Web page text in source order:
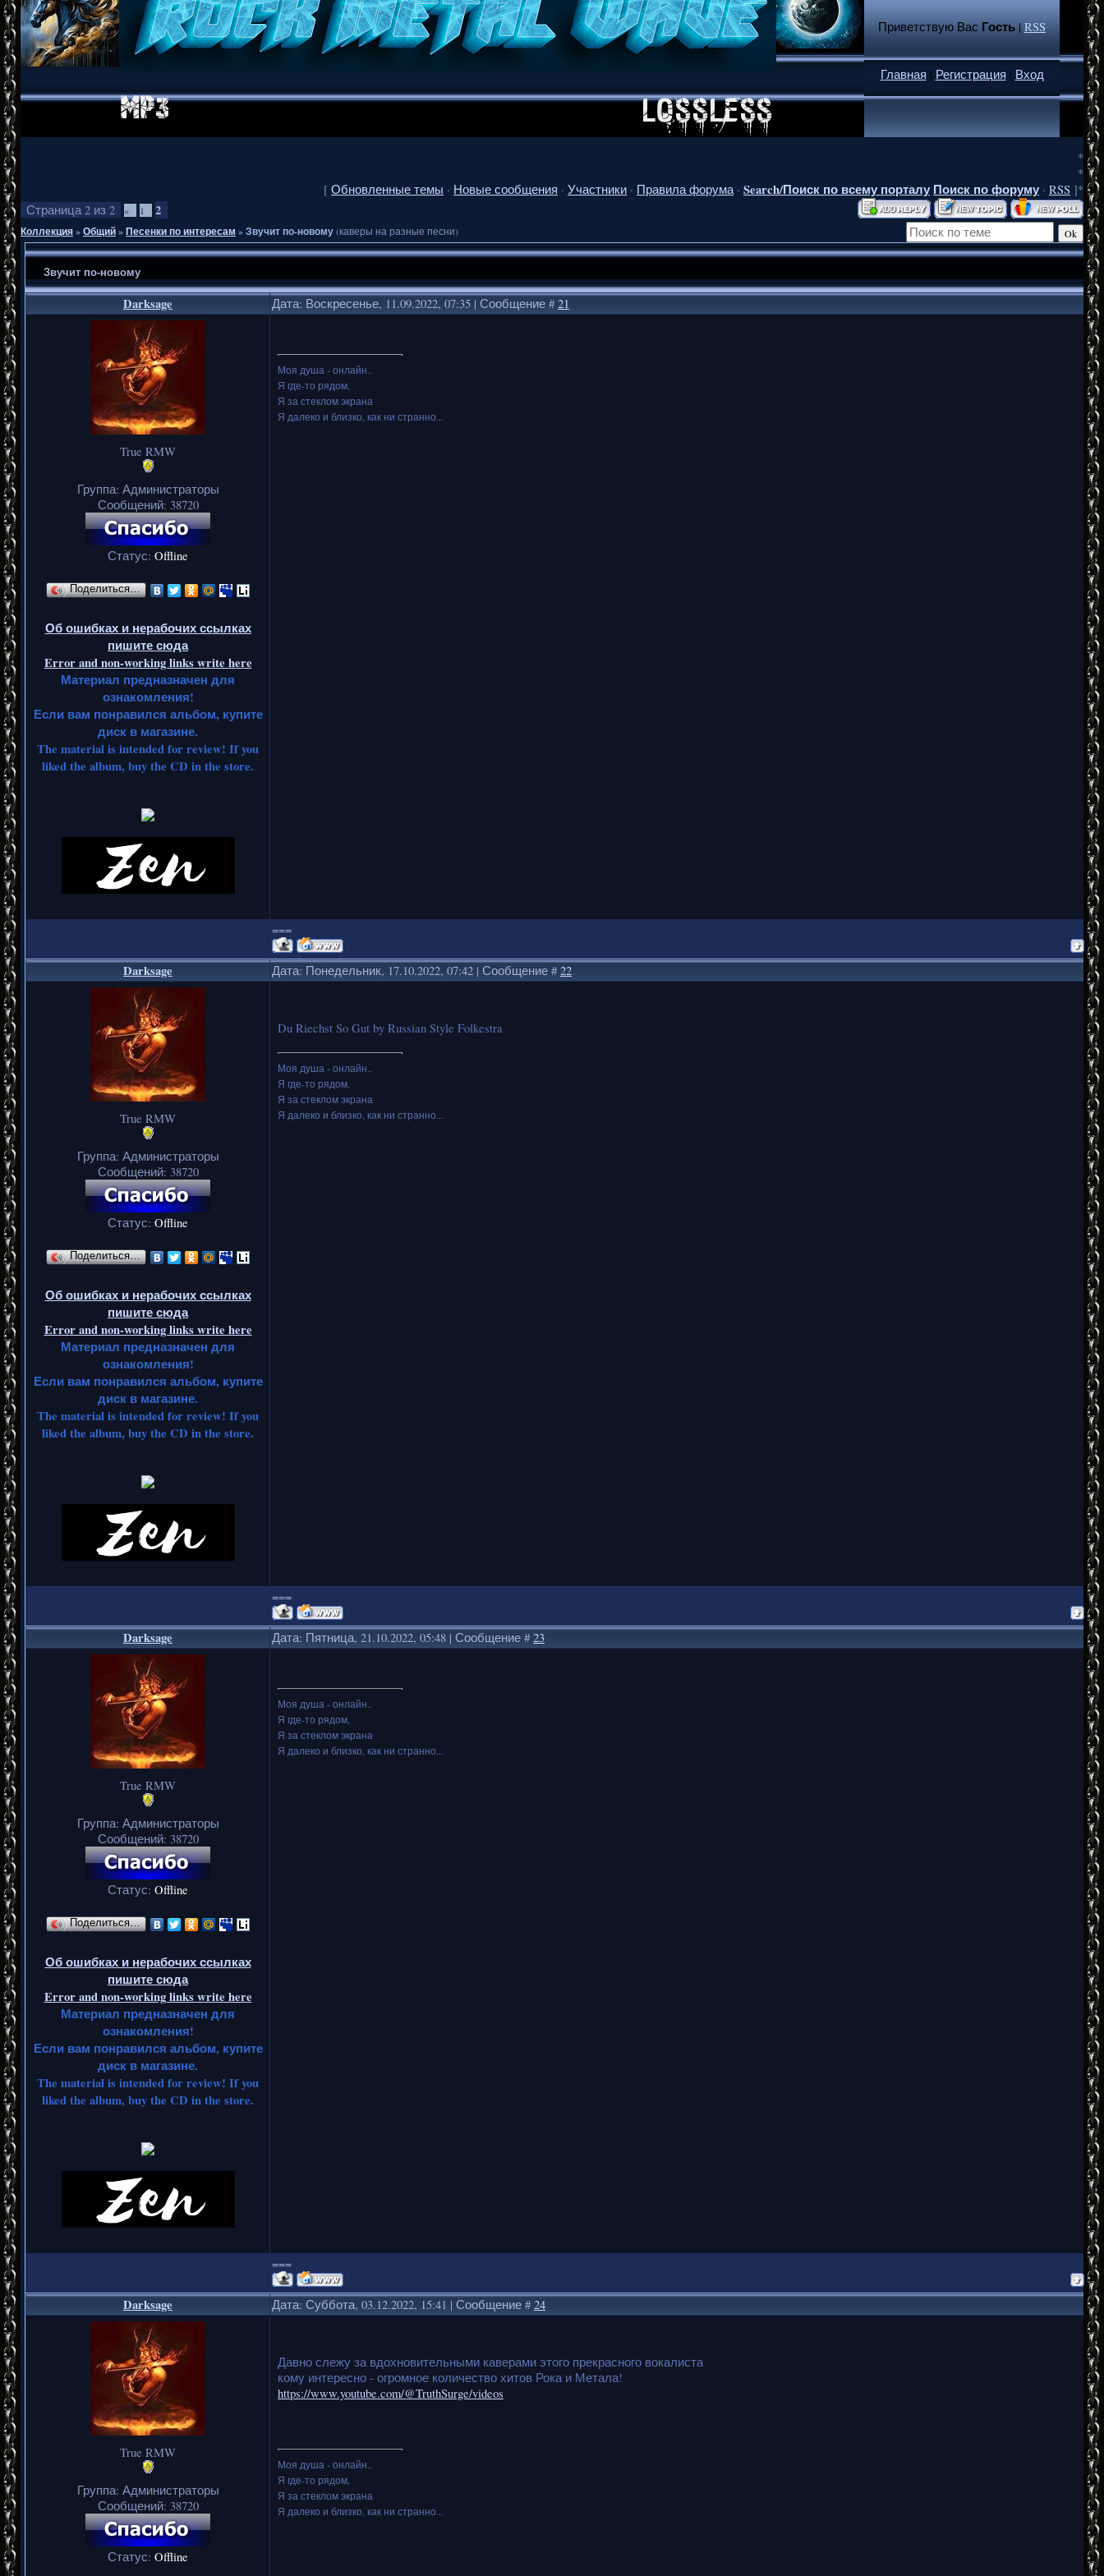
Приветствую Вас Гость|RSS
Главная | Регистрация | Вход
*
*
[ Обновленные темы · Новые сообщения · Участники · Правила форума · Search/Поиск по всему порталу Поиск по форуму · RSS ]*
Страница 2 из 2 « 1 2
Коллекция»Общий»Песенки по интересам »Звучит по-новому(каверы на разные песни)
Звучит по-новому
Darksage Дата: Воскресенье, 11.09.2022, 07:35 | Сообщение #21
True RMW
Группа: Администраторы
Сообщений: 38720
Статус: Offline
Поделиться…
Об ошибках и нерабочих ссылках
пишите сюда
Error and non-working links write here
Материал предназначен для
ознакомления!
Если вам понравился альбом, купите
диск в магазине.
The material is intended for review! If you
liked the album, buy the CD in the store.
Моя душа - онлайн..
Я где-то рядом,
Я за стеклом экрана
Я далеко и близко, как ни странно...
===
Darksage Дата: Понедельник, 17.10.2022, 07:42 | Сообщение #22
True RMW
Группа: Администраторы
Сообщений: 38720
Статус: Offline
Поделиться…
Об ошибках и нерабочих ссылках
пишите сюда
Error and non-working links write here
Материал предназначен для
ознакомления!
Если вам понравился альбом, купите
диск в магазине.
The material is intended for review! If you
liked the album, buy the CD in the store.
Du Riechst So Gut by Russian Style Folkestra
Моя душа - онлайн..
Я где-то рядом,
Я за стеклом экрана
Я далеко и близко, как ни странно...
===
Darksage Дата: Пятница, 21.10.2022, 05:48 | Сообщение #23
True RMW
Группа: Администраторы
Сообщений: 38720
Статус: Offline
Поделиться…
Об ошибках и нерабочих ссылках
пишите сюда
Error and non-working links write here
Материал предназначен для
ознакомления!
Если вам понравился альбом, купите
диск в магазине.
The material is intended for review! If you
liked the album, buy the CD in the store.
Моя душа - онлайн..
Я где-то рядом,
Я за стеклом экрана
Я далеко и близко, как ни странно...
===
Darksage Дата: Суббота, 03.12.2022, 15:41 | Сообщение #24
True RMW
Группа: Администраторы
Сообщений: 38720
Статус: Offline
Давно слежу за вдохновительными каверами этого прекрасного вокалиста
кому интересно - огромное количество хитов Рока и Метала!
https://www.youtube.com/@TruthSurge/videos
Моя душа - онлайн..
Я где-то рядом,
Я за стеклом экрана
Я далеко и близко, как ни странно...